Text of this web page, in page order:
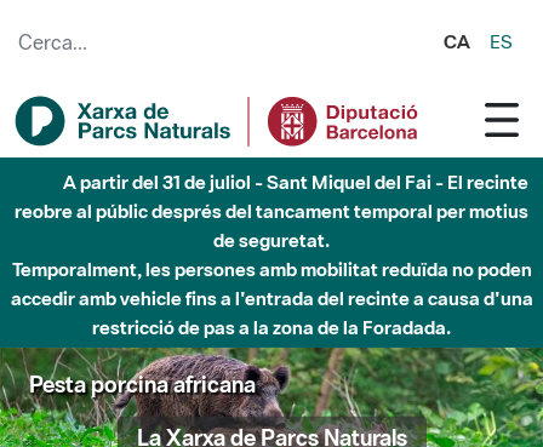
CA ES
A partir del 31 de juliol - Sant Miquel del Fai - El recinte
reobre al públic després del tancament temporal per motius
de seguretat.
Temporalment, les persones amb mobilitat reduïda no poden
accedir amb vehicle fins a l'entrada del recinte a causa d'una
restricció de pas a la zona de la Foradada.
Pesta porcina africana
La Xarxa de Parcs Naturals